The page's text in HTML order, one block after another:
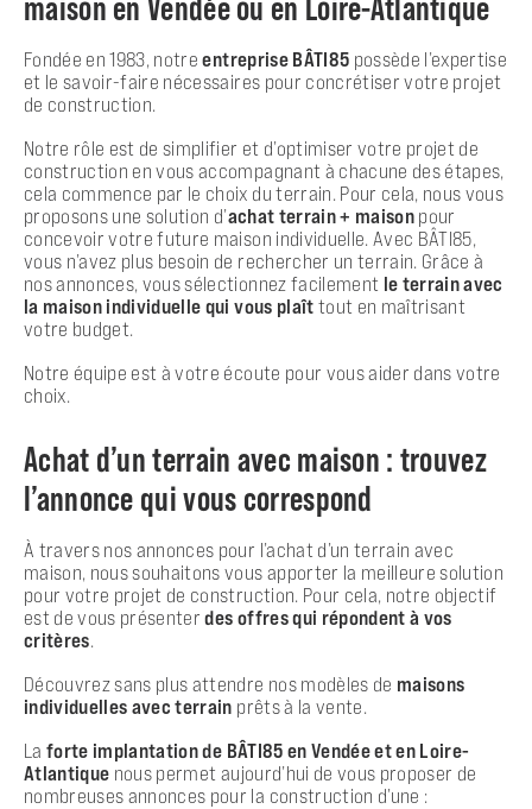
Fondée en 1983, notreentreprise BÂTI85 possède l’expertise
et le savoir-faire nécessaires pour concrétiser votre projet
de construction.
Notre rôle est de simplifier et d’optimiser votre projet de
construction en vous accompagnant à chacune des étapes,
cela commence par le choix du terrain. Pour cela, nous vous
proposons une solution d’achat terrain + maisonpour
concevoir votre future maison individuelle. Avec BÂTI85,
vous n’avez plus besoin de rechercher un terrain. Grâce à
nos annonces, vous sélectionnez facilement le terrain avec
la maison individuelle qui vous plaît tout en maîtrisant
votre budget.
Notre équipe est à votre écoute pour vous aider dans votre
choix.
Achat d’un terrain avec maison : trouvez
l’annonce qui vous correspond
À travers nos annonces pour l’achat d’un terrain avec
maison, nous souhaitons vous apporter la meilleure solution
pour votre projet de construction. Pour cela, notre objectif
est de vous présenterdes offres qui répondent à vos
critères.
Découvrez sans plus attendre nos modèles de maisons
individuelles avec terrain prêts à la vente.
La forte implantation de BÂTI85 en Vendée et en Loire-
Atlantique nous permet aujourd’hui de vous proposer de
nombreuses annonces pour la construction d’une :